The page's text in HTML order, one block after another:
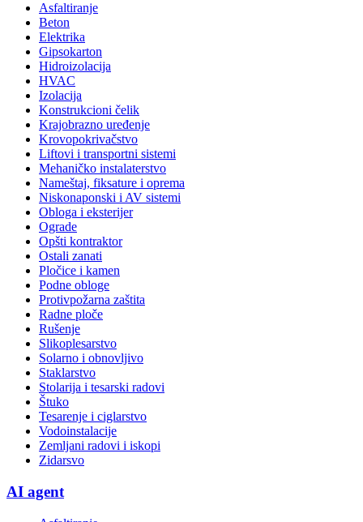
Asfaltiranje
Beton
Elektrika
Gipsokarton
Hidroizolacija
HVAC
Izolacija
Konstrukcioni čelik
Krajobrazno uređenje
Krovopokrivačstvo
Liftovi i transportni sistemi
Mehaničko instalaterstvo
Nameštaj, fiksature i oprema
Niskonaponski i AV sistemi
Obloga i eksterijer
Ograde
Opšti kontraktor
Ostali zanati
Pločice i kamen
Podne obloge
Protivpožarna zaštita
Radne ploče
Rušenje
Slikoplesarstvo
Solarno i obnovljivo
Staklarstvo
Stolarija i tesarski radovi
Štuko
Tesarenje i ciglarstvo
Vodoinstalacije
Zemljani radovi i iskopi
Zidarsvo
AI agent